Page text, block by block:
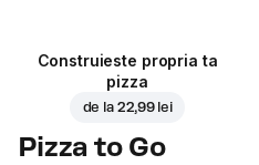
Construieste propria ta
pizza
de la 22,99 lei
Pizza to Go